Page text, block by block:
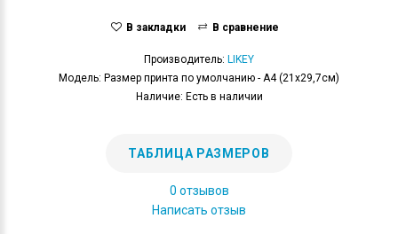
В закладки В сравнение
Производитель: LIKEY
Модель: Размер принта по умолчанию - А4 (21x29,7см)
Наличие: Есть в наличии
ТАБЛИЦА РАЗМЕРОВ
0 отзывов
Написать отзыв